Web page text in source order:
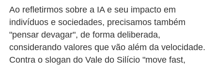
Ao refletirmos sobre a IA e seu impacto em
indivíduos e sociedades, precisamos também
"pensar devagar", de forma deliberada,
considerando valores que vão além da velocidade.
Contra o slogan do Vale do Silício "move fast,